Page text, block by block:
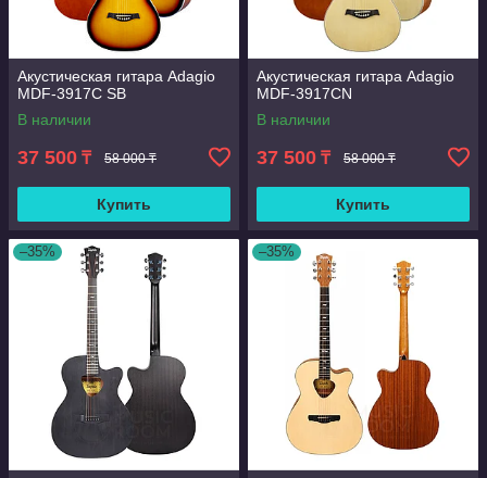
Акустическая гитара Adagio
MDF-3917C SB
В наличии
37 500 ₸ 58 000 ₸
Купить
Акустическая гитара Adagio
MDF-3917СN
В наличии
37 500 ₸ 58 000 ₸
Купить
–35% –35%